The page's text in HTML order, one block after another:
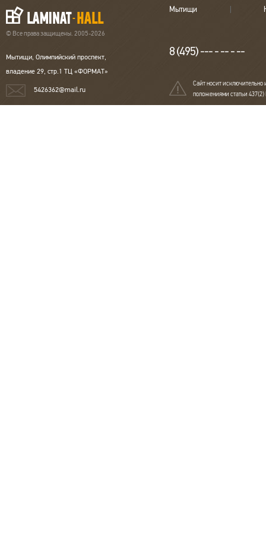
© Все права защищены. 2005-2026
Мытищи, Олимпийский проспект,
владение 29, стр.1 ТЦ «ФОРМАТ»
5426362@mail.ru
Мытищи
8 (495) --- - -- - --
Сайт носит исключительно
положениями статьи